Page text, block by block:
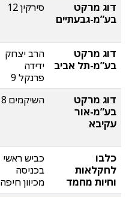
דוג מרקט
בע”מ-גבעתיים
סירקין 12
דוג מרקט
בע”מ-תל אביב
הרב יצחק
ידידה
פרנקל 9
דוג מרקט
בע”מ-אור
עקיבא
השיקמים 8
כלבו
לחקלאות
וחיות מחמד
כביש ראשי
בכניסה
מכיוון חיפה